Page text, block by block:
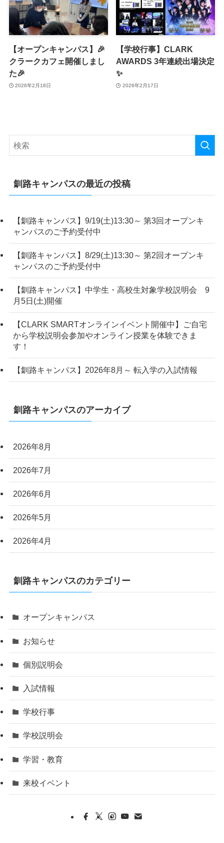
【オープンキャンパス】🎉
クラークカフェ開催しまし
た🎉
2026年2月18日
【学校行事】CLARK
AWARDS 3年連続出場決定
✨
2026年2月17日
釧路キャンパスの最近の投稿
【釧路キャンパス】9/19(土)13:30～ 第3回オープンキ
ャンパスのご予約受付中
【釧路キャンパス】8/29(土)13:30～ 第2回オープンキ
ャンパスのご予約受付中
【釧路キャンパス】中学生・高校生対象学校説明会 9
月5日(土)開催
【CLARK SMARTオンラインイベント開催中】ご自宅
から学校説明会参加やオンライン授業を体験できま
す！
【釧路キャンパス】2026年8月～ 転入学の入試情報
釧路キャンパスのアーカイブ
2026年8月
2026年7月
2026年6月
2026年5月
2026年4月
釧路キャンパスのカテゴリー
オープンキャンパス
お知らせ
個別説明会
入試情報
学校行事
学校説明会
学習・教育
来校イベント